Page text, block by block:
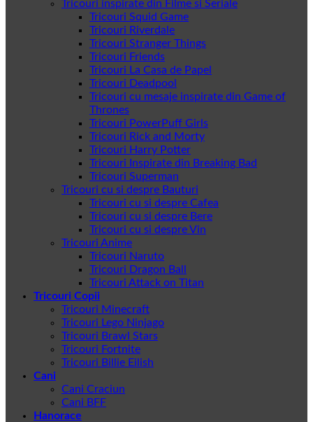
Tricouri inspirate din Filme si Seriale
Tricouri Squid Game
Tricouri Riverdale
Tricouri Stranger Things
Tricouri Friends
Tricouri La Casa de Papel
Tricouri Deadpool
Tricouri cu mesaje inspirate din Game of
Thrones
Tricouri PowerPuff Girls
Tricouri Rick and Morty
Tricouri Harry Potter
Tricouri Inspirate din Breaking Bad
Tricouri Superman
Tricouri cu si despre Bauturi
Tricouri cu si despre Cafea
Tricouri cu si despre Bere
Tricouri cu si despre Vin
Tricouri Anime
Tricouri Naruto
Tricouri Dragon Ball
Tricouri Attack on Titan
Tricouri Copii
Tricouri Minecraft
Tricouri Lego Ninjago
Tricouri Brawl Stars
Tricouri Fortnite
Tricouri Billie Eilish
Cani
Cani Craciun
Cani BFF
Hanorace